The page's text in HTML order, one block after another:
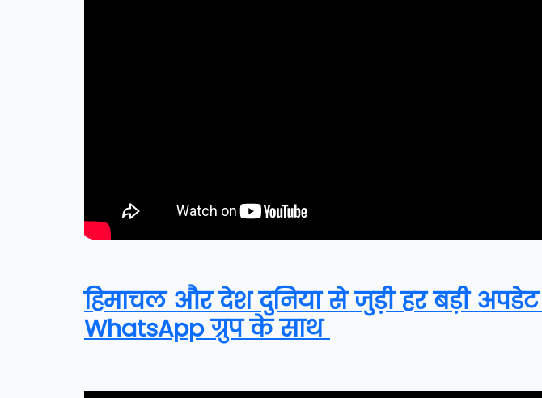
हिमाचल और देश दुनिया से जुड़ी हर बड़ी
WhatsApp ग्रुप के साथ